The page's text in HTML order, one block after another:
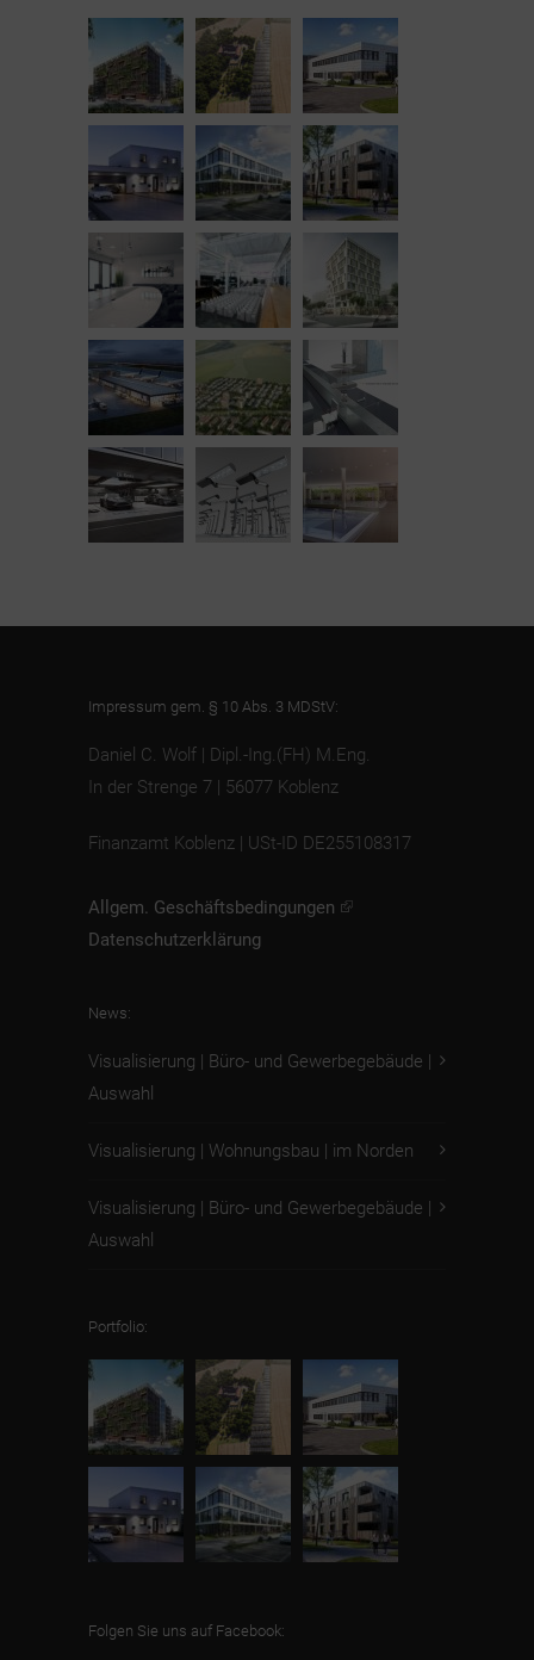
Impressum gem. § 10 Abs. 3 MDStV:
Daniel C. Wolf | Dipl.-Ing.(FH) M.Eng.
In der Strenge 7 | 56077 Koblenz
Finanzamt Koblenz | USt-ID DE255108317
Allgem. Geschäftsbedingungen
Datenschutzerklärung
News:
Visualisierung | Büro- und Gewerbegebäude |
Auswahl
Visualisierung | Wohnungsbau | im Norden
Visualisierung | Büro- und Gewerbegebäude |
Auswahl
Portfolio:
Folgen Sie uns auf Facebook: